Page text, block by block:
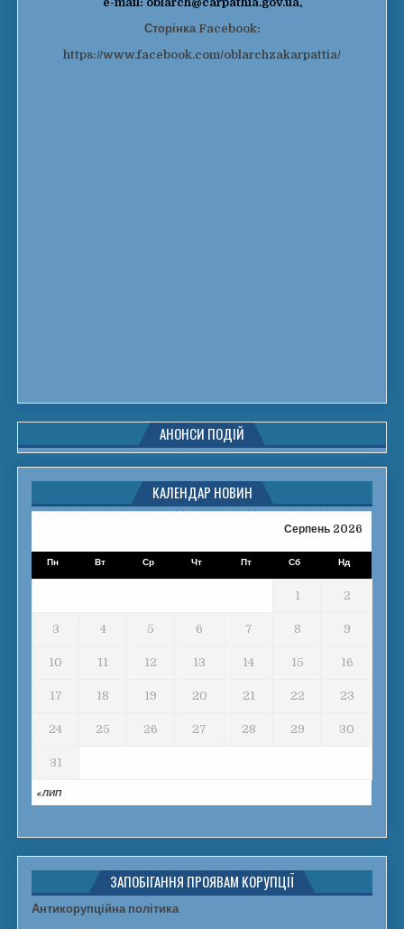
Сторінка Facebook:
https://www.facebook.com/oblarchzakarpattia/
АНОНСИ ПОДІЙ
КАЛЕНДАР НОВИН
Серпень 2026
Пн Вт Ср Чт Пт Сб Нд
« ЛИП
1 2
3 4 5 6 7 8 9
10 11 12 13 14 15 16
17 18 19 20 21 22 23
24 25 26 27 28 29 30
31
ЗАПОБІГАННЯ ПРОЯВАМ КОРУПЦІЇ
Антикорупційна політика